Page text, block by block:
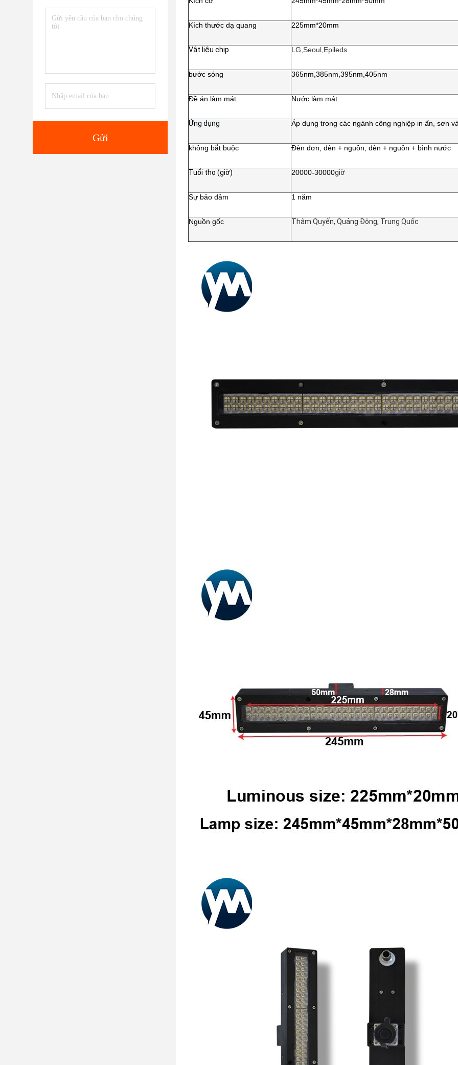
Gửi
Kích thước dạ quang 225mm*20mm
Vật liệu chip LG,Seoul,Epileds
bước sóng 365nm,385nm,395nm,405nm
Đề án làm mát Nước làm mát
Ứng dụng Áp dụng trong các ngành công nghiệp in ấn, sơn
không bắt buộc Đèn đơn, đèn + nguồn, đèn + nguồn + bình nước
Tuổi thọ (giờ) 20000-30000giờ
Sự bảo đảm 1 năm
Nguồn gốc Thâm Quyến, Quảng Đông, Trung Quốc